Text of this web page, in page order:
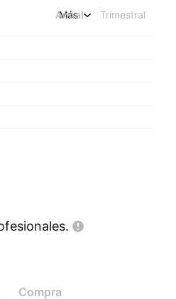
Anual Trimestral
Más
Compra